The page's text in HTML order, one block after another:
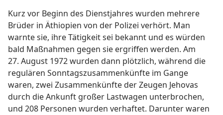
Kurz vor Beginn des Dienstjahres wurden mehrere
Brüder in Äthiopien von der Polizei verhört. Man
warnte sie, ihre Tätigkeit sei bekannt und es würden
bald Maßnahmen gegen sie ergriffen werden. Am
27. August 1972 wurden dann plötzlich, während die
regulären Sonntagszusammenkünfte im Gange
waren, zwei Zusammenkünfte der Zeugen Jehovas
durch die Ankunft großer Lastwagen unterbrochen,
und 208 Personen wurden verhaftet. Darunter waren